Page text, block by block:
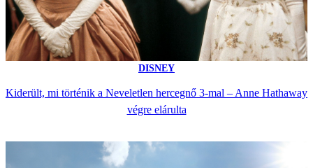
DISNEY
Kiderült, mi történik a Neveletlen hercegnő 3-mal – Anne Hathaway
végre elárulta